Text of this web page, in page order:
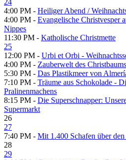
4:00 PM - Heiliger Abend /
4:00 PM - Evangelische Christvesper
Nippes
11:30 PM - Katholische Christmette
25
12:00 PM - Urbi et Orbi -
4:00 PM - Zauberwelt des
5:30 PM - Das Plastikmeer von
7:10 PM - Träume aus Schokolade -
Pralinenmachens
8:15 PM - Die Superschnapper:
Supermarkt
26
27
7:40 PM - Mit 1.400 Schafen über
28
29